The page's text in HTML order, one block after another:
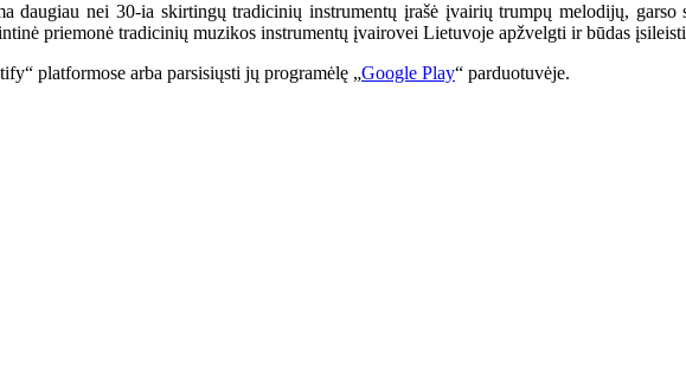
daugiau nei 30-ia skirtingų tradicinių instrumentų įrašė įvairių trumpų melodijų,
priemonė tradicinių muzikos instrumentų įvairovei Lietuvoje apžvelgti ir būdas
platformose arba parsisiųsti jų programėlę „Google Play“ parduotuvėje.